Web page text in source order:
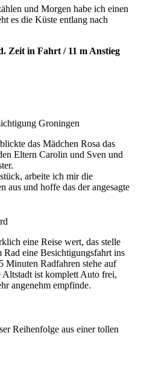
und Morgen habe ich einen
es die Küste entlang nach
Zeit in Fahrt / 11 m Anstieg
Groningen
das Mädchen Rosa das
Eltern Carolin und Sven und
arbeite ich mir die
aus und hoffe das der angesagte
eine Reise wert, das stelle
eine Besichtigungsfahrt ins
Minuten Radfahren stehe auf
ist komplett Auto frei,
angenehm empfinde.
Reihenfolge aus einer tollen